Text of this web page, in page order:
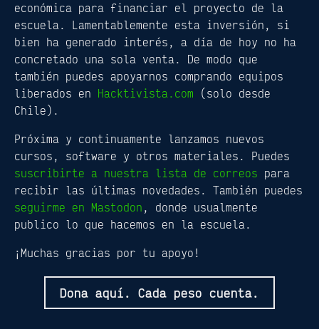
económica para financiar el proyecto de la
escuela. Lamentablemente esta inversión, si
bien ha generado interés, a día de hoy no ha
concretado una sola venta. De modo que
también puedes apoyarnos comprando equipos
liberados en Hacktivista.com (solo desde
Chile).
Próxima y continuamente lanzamos nuevos
cursos, software y otros materiales. Puedes
suscribirte a nuestra lista de correos para
recibir las últimas novedades. También puedes
seguirme en Mastodon , donde usualmente
publico lo que hacemos en la escuela.
¡Muchas gracias por tu apoyo!
Dona aquí. Cada peso cuenta.